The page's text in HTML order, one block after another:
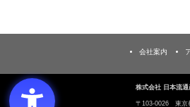
会社案内
株式会社 日本流通
〒103‐0026 東京